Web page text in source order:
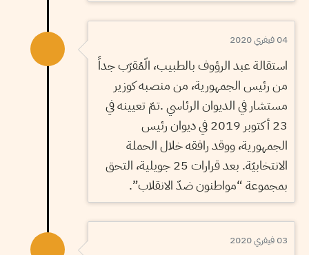
04 فيفري 2020
استقالة عبد الرؤوف بالطبيب، الّمُقرّب جداً
من رئيس الجمهورية، من منصبه كوزير
مستشار في الديوان الرئاسي .تمّ تعيينه في
23 أكتوبر 2019 في ديوان رئيس
الجمهورية، ووقد رافقه خلال الحملة
الانتخابيّة. بعد قرارات 25 جويلية، التحق
بمجموعة “مواطنون ضدّ الانقلاب”.
03 فيفري 2020